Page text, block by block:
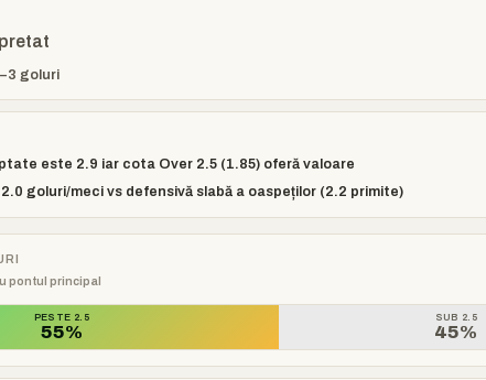
goluri
este 2.9 iar cota Over 2.5 (1.85) oferă valoare
goluri/meci vs defensivă slabă a oaspeților (2.2 primite)
pontul principal
PESTE 2.5
55%
SUB 2.5
45%